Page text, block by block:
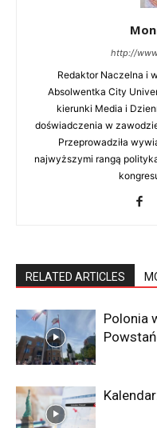
http://
Redaktor Naczelna i
Absolwentka City
kierunki Media i
doświadczenia w
Przeprowadziła
najwyższymi rangą
RELATED ARTICLES
Polonia